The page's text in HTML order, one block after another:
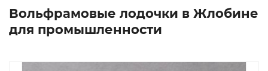
Вольфрамовые лодочки в Жлобине
для промышленности